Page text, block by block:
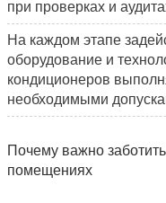
при проверках и
На каждом этапе
оборудование и
кондиционеров
необходимыми
Почему важно
помещениях